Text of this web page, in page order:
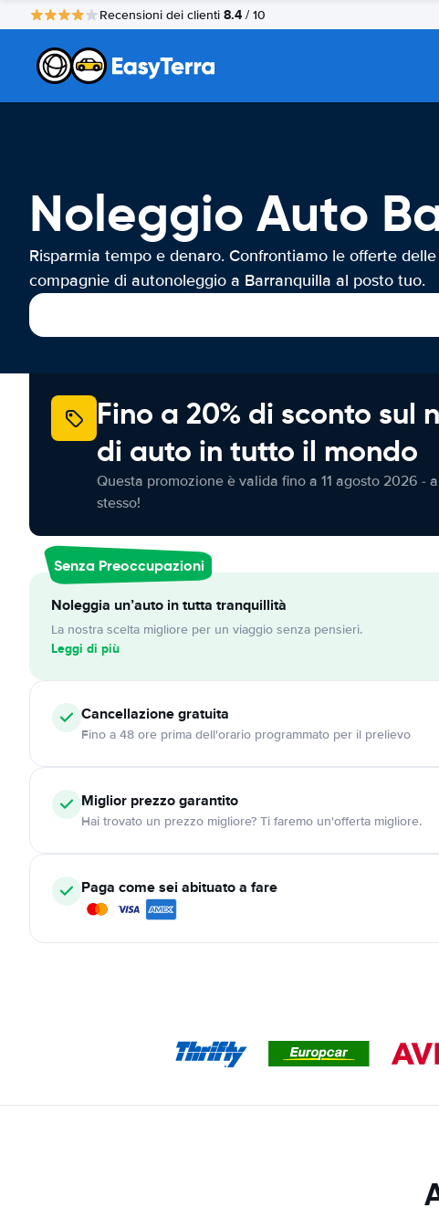
Recensioni dei clienti 8.4 / 10
Noleggio Auto
Risparmia tempo e denaro. Confrontiamo le offerte delle
compagnie di autonoleggio a Barranquilla al posto tuo.
Fino a 20% di sconto sul
di auto in tutto il mondo
Questa promozione è valida fino a 11 agosto 2026 -
stesso!
Senza Preoccupazioni
Noleggia un’auto in tutta tranquillità
La nostra scelta migliore per un viaggio senza pensieri.
Leggi di più
Cancellazionegratuita
Fino a 48 ore prima dell'orario programmato per il prelievo
Miglior prezzo garantito
Hai trovato un prezzo migliore? Ti faremo un'offerta migliore.
Paga come sei abituato a fare